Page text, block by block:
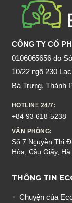
CÔNG TY CỔ
0106065656 do
10/22 ngõ 230
Bà Trưng, Thành
HOTLINE 24/7:
+84 93-618-5238
VĂN PHÒNG:
Số 7 Nguyễn Thị
Hòa, Cầu Giấy, Hà
THÔNG TIN
Chuyện của